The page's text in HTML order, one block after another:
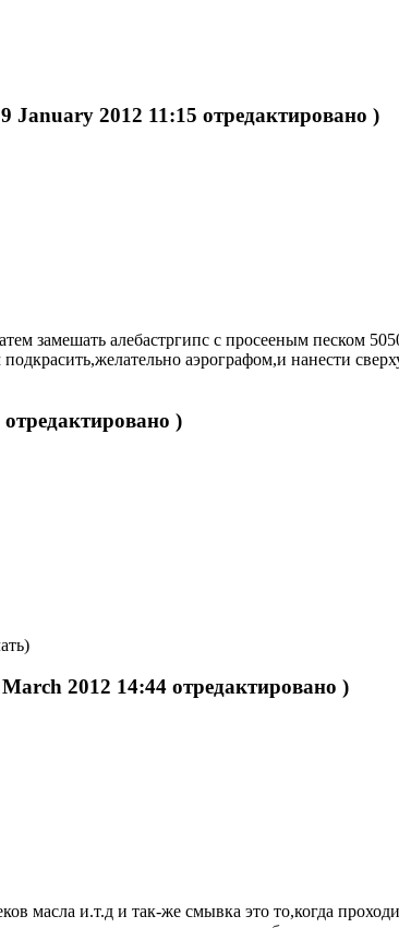
January 2012 11:15 отредактировано )
замешать алебастргипс с просееным песком
подкрасить,желательно аэрографом,и нанести
)
2012 14:44 отредактировано )
масла и.т.д и так-же смывка это то,когда